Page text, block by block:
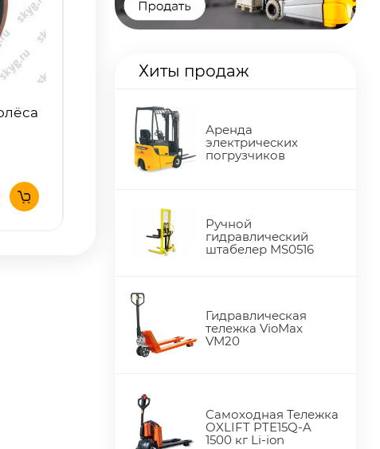
Хиты продаж
Аренда
электрических
погрузчиков
Ручной
гидравлический
штабелер MS0516
Гидравлическая
тележка VioMax
VM20
Самоходная Тележка
OXLIFT PTE15Q-A
1500 кг Li-ion